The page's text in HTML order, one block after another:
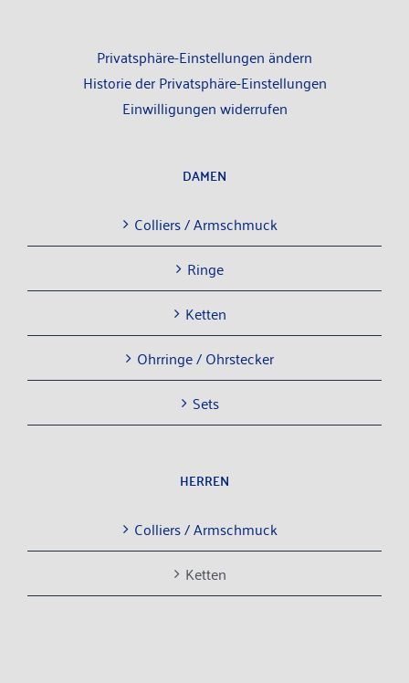
Privatsphäre-Einstellungen ändern
Historie der Privatsphäre-Einstellungen
Einwilligungen widerrufen
DAMEN
Col­liers / Armschmuck
Rin­ge
Ket­ten
Ohr­rin­ge / Ohrstecker
Sets
HER­REN
Col­liers / Armschmuck
Ket­ten